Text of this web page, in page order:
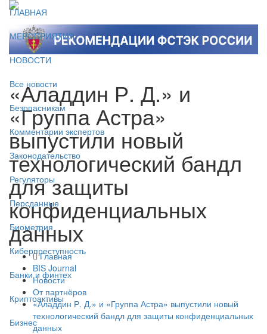
ГЛАВНАЯ
МЕРОПРИЯТИЯ
НОВОСТИ
Все новости
Безопасникам
Комментарии экспертов
Законодательство
Регуляторы
Персданные
Биометрия
Киберпреступность
Банки и финтех
Криптоактивы
Бизнес
«Аладдин Р. Д.» и
«Группа Астра»
выпустили новый
технологический бандл
для защиты
конфиденциальных
данных
Главная
BIS Journal
Новости
От партнёров
«Аладдин Р. Д.» и «Группа Астра» выпустили новый
технологический бандл для защиты конфиденциальных
данных